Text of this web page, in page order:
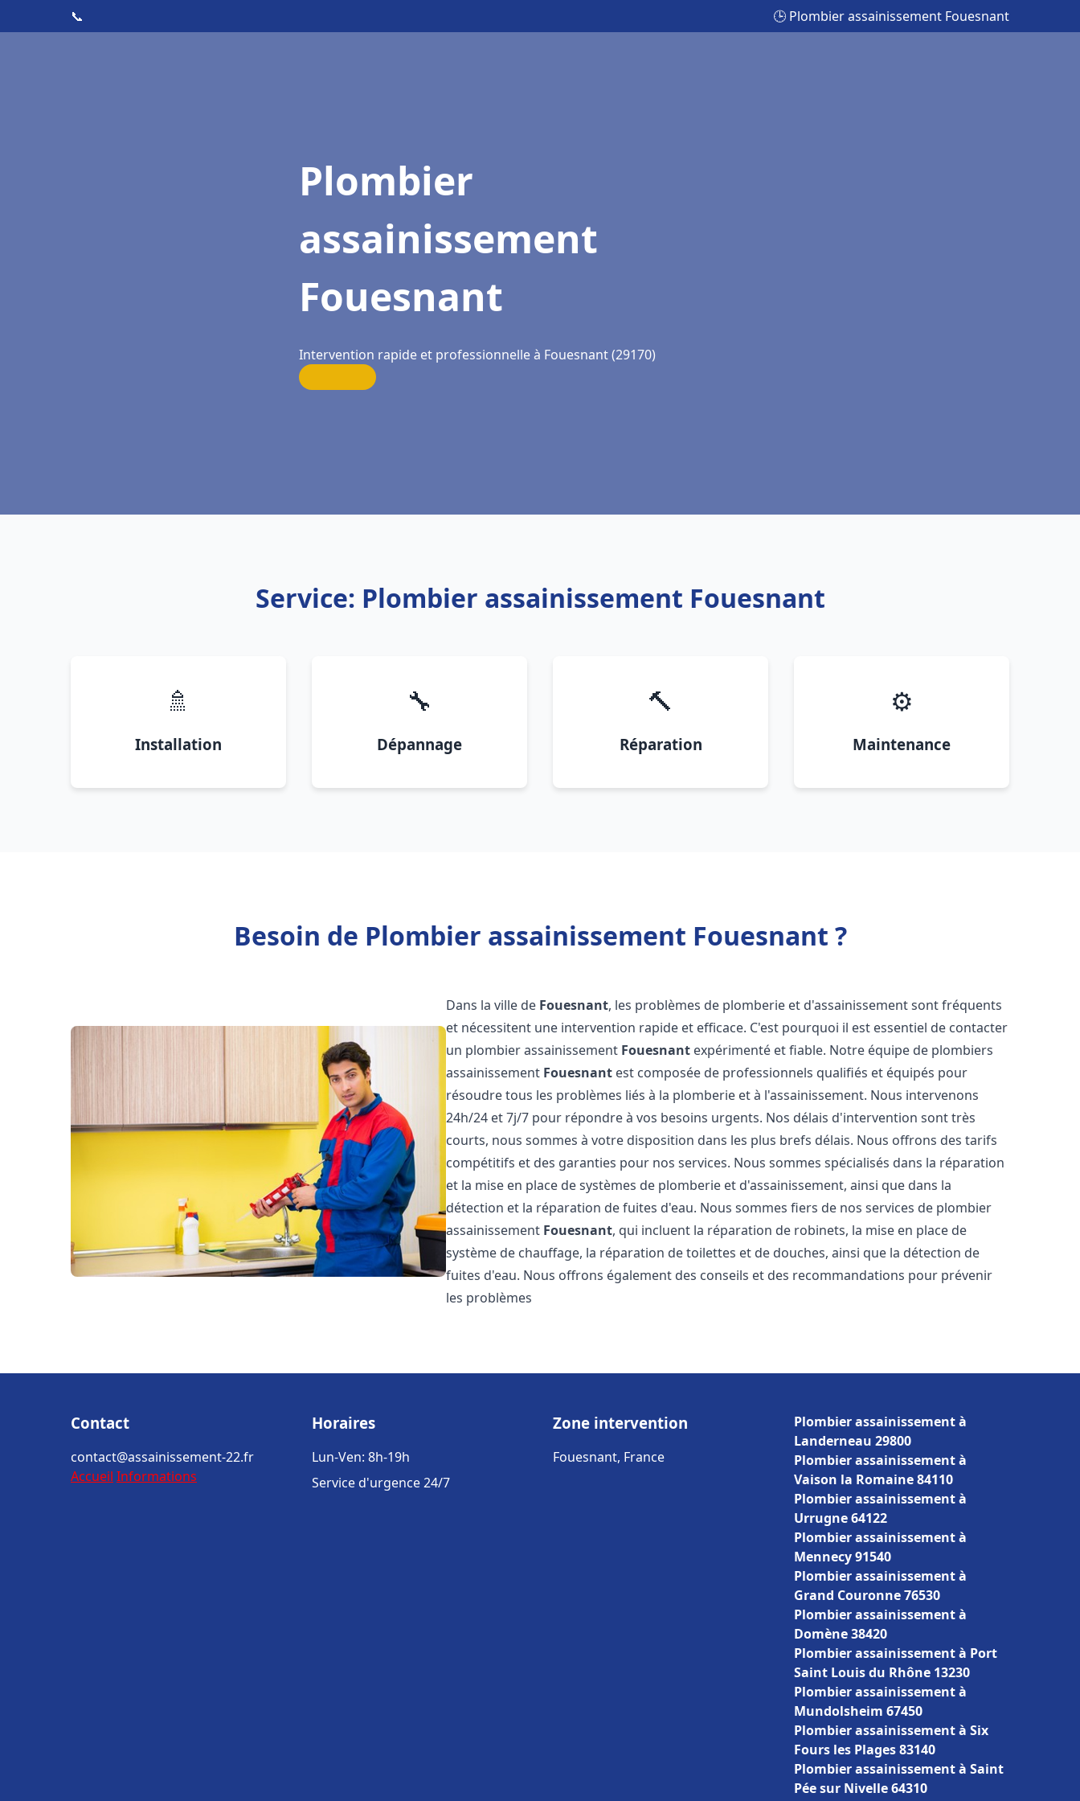
📞 🕒 Plombier assainissement Fouesnant
Plombier
assainissement
Fouesnant
Intervention rapide et professionnelle à Fouesnant (29170)
Service: Plombier assainissement Fouesnant
🚿
Installation
🔧
Dépannage
🔨
Réparation
⚙️
Maintenance
Besoin de Plombier assainissement Fouesnant ?
Dans la ville de Fouesnant, les problèmes de plomberie et d'assainissement sont fréquents
et nécessitent une intervention rapide et efficace. C'est pourquoi il est essentiel de contacter
un plombier assainissement Fouesnant expérimenté et fiable. Notre équipe de plombiers
assainissement Fouesnant est composée de professionnels qualifiés et équipés pour
résoudre tous les problèmes liés à la plomberie et à l'assainissement. Nous intervenons
24h/24 et 7j/7 pour répondre à vos besoins urgents. Nos délais d'intervention sont très
courts, nous sommes à votre disposition dans les plus brefs délais. Nous offrons des tarifs
compétitifs et des garanties pour nos services. Nous sommes spécialisés dans la réparation
et la mise en place de systèmes de plomberie et d'assainissement, ainsi que dans la
détection et la réparation de fuites d'eau. Nous sommes fiers de nos services de plombier
assainissement Fouesnant, qui incluent la réparation de robinets, la mise en place de
système de chauffage, la réparation de toilettes et de douches, ainsi que la détection de
fuites d'eau. Nous offrons également des conseils et des recommandations pour prévenir
les problèmes
Contact
contact@assainissement-22.fr
Accueil Informations
Horaires
Lun-Ven: 8h-19h
Service d'urgence 24/7
Zone intervention
Fouesnant, France
Plombier assainissement à
Landerneau 29800
Plombier assainissement à
Vaison la Romaine 84110
Plombier assainissement à
Urrugne 64122
Plombier assainissement à
Mennecy 91540
Plombier assainissement à
Grand Couronne 76530
Plombier assainissement à
Domène 38420
Plombier assainissement à Port
Saint Louis du Rhône 13230
Plombier assainissement à
Mundolsheim 67450
Plombier assainissement à Six
Fours les Plages 83140
Plombier assainissement à Saint
Pée sur Nivelle 64310